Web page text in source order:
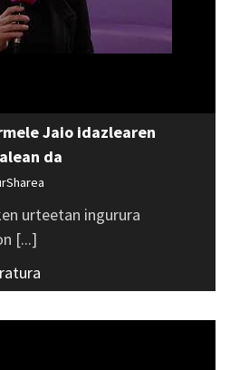
Jaio idazlearen
da
urteetan ingurura
[...]